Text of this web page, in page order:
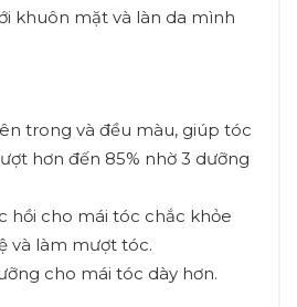
khuôn mặt và làn da mình
trong và đều màu, giúp tóc
hơn đến 85% nhờ 3 dưỡng
hồi cho mái tóc chắc khỏe
và làm mượt tóc.
cho mái tóc dày hơn.